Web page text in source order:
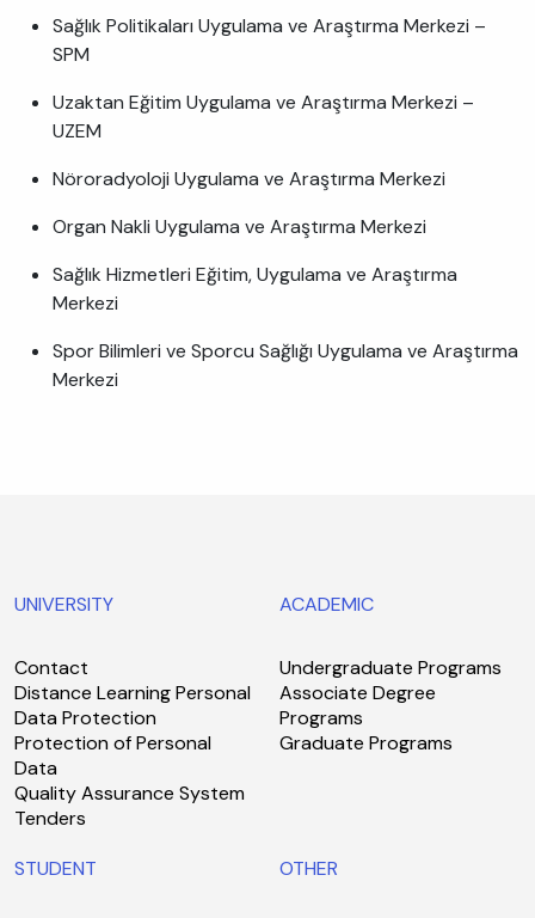
Sağlık Politikaları Uygulama ve Araştırma Merkezi –
SPM
Uzaktan Eğitim Uygulama ve Araştırma Merkezi –
UZEM
Nöroradyoloji Uygulama ve Araştırma Merkezi
Organ Nakli Uygulama ve Araştırma Merkezi
Sağlık Hizmetleri Eğitim, Uygulama ve Araştırma
Merkezi
Spor Bilimleri ve Sporcu Sağlığı Uygulama ve Araştırma
Merkezi
UNIVERSITY
Contact
Distance Learning Personal
Data Protection
Protection of Personal
Data
Quality Assurance System
Tenders
ACADEMIC
Undergraduate Programs
Associate Degree
Programs
Graduate Programs
STUDENT OTHER